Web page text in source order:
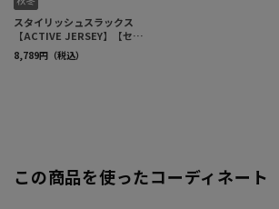
この商品を使ったコーディネート